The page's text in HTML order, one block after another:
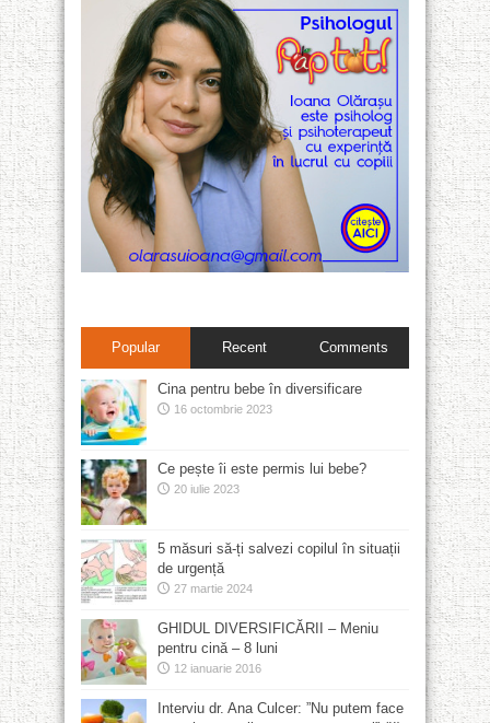
Popular Recent Comments
Cina pentru bebe în diversificare
16 octombrie 2023
Ce pește îi este permis lui bebe?
20 iulie 2023
5 măsuri să-ți salvezi copilul în situații
de urgență
27 martie 2024
GHIDUL DIVERSIFICĂRII – Meniu
pentru cină – 8 luni
12 ianuarie 2016
Interviu dr. Ana Culcer: ”Nu putem face